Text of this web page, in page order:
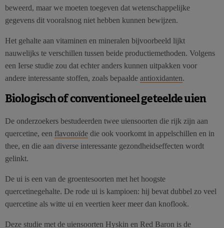
beweerd, maar we moeten toegeven dat wetenschappelijke
gegevens dit vooralsnog niet hebben kunnen bewijzen.
Het gehalte aan vitaminen en mineralen bijvoorbeeld lijkt
nauwelijks te verschillen tussen beide productiemethoden. Volgens
een Ierse studie zou dat echter anders kunnen uitpakken voor
andere interessante stoffen, zoals bepaalde antioxidanten.
Biologisch of conventioneel geteelde uien
De onderzoekers bestudeerden twee uiensoorten die rijk zijn aan
quercetine, een flavonoïde die ook voorkomt in appelschillen en in
thee, en die aan diverse interessante gezondheidseffecten wordt
gelinkt.
De ui is een van de groentesoorten met het hoogste
quercetinegehalte. De rode ui is kampioen: hij bevat dubbel zo veel
quercetine als witte ui en veertien keer meer dan knoflook.
Deze studie met de uiensoorten Hyskin en Red Baron is de